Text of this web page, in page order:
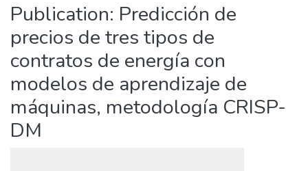
Publication: Predicción de
precios de tres tipos de
contratos de energía con
modelos de aprendizaje de
máquinas, metodología CRISP-
DM